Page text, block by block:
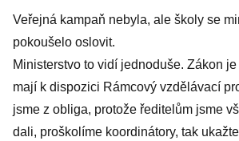
Veřejná kampaň nebyla, ale školy se
pokoušelo oslovit.
Ministerstvo to vidí jednoduše. Zákon
mají k dispozici Rámcový vzdělávací
jsme z obliga, protože ředitelům jsme
dali, proškolíme koordinátory, tak